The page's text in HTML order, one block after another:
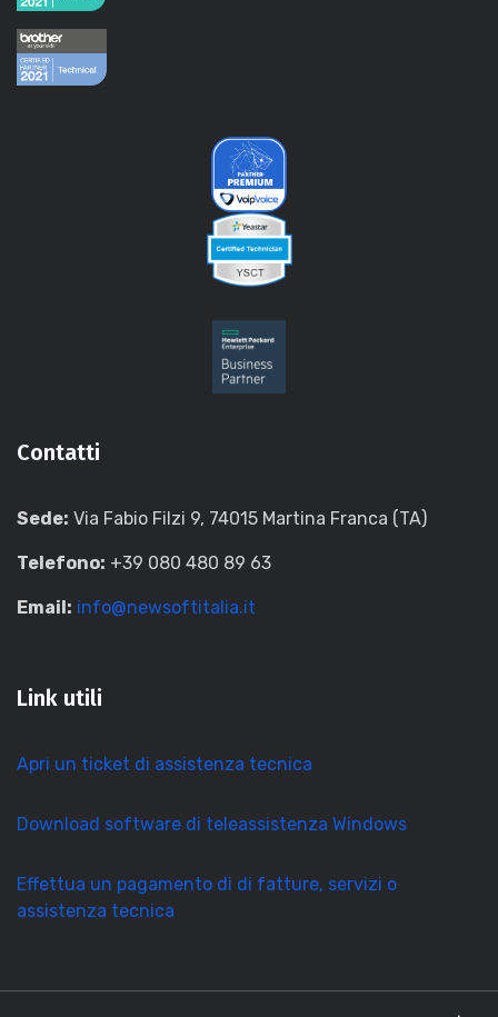
Contatti
Sede: Via Fabio Filzi 9, 74015 Martina Franca (TA)
Telefono: +39 080 480 89 63
Email: info@newsoftitalia.it
Link utili
Apri un ticket di assistenza tecnica
Download software di teleassistenza Windows
Effettua un pagamento di di fatture, servizi o
assistenza tecnica